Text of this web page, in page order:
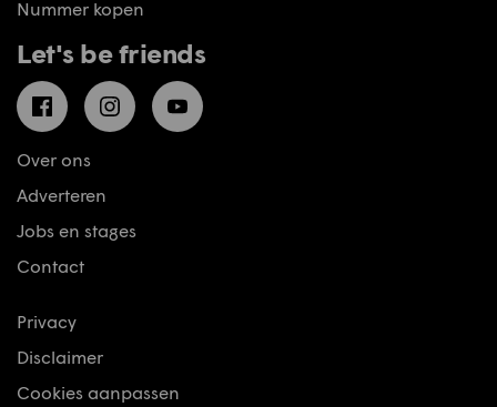
Nummer kopen
Let's be friends
FacebookInstagramYouTube
Over ons
Adverteren
Jobs en stages
Contact
Privacy
Disclaimer
Cookies aanpassen